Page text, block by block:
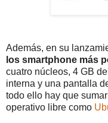
Además, en su
los smartphone más
cuatro núcleos, 4 GB
interna y una pantalla
todo ello hay que
operativo libre como